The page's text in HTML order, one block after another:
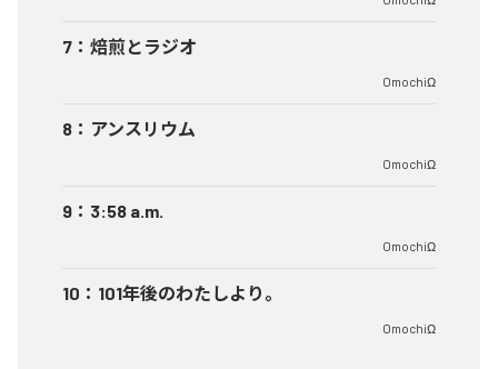
7 ： 焙煎とラジオ
OmochiΩ
8 ： アンスリウム
OmochiΩ
9 ： 3:58 a.m.
OmochiΩ
10 ： 101年後のわたしより。
OmochiΩ